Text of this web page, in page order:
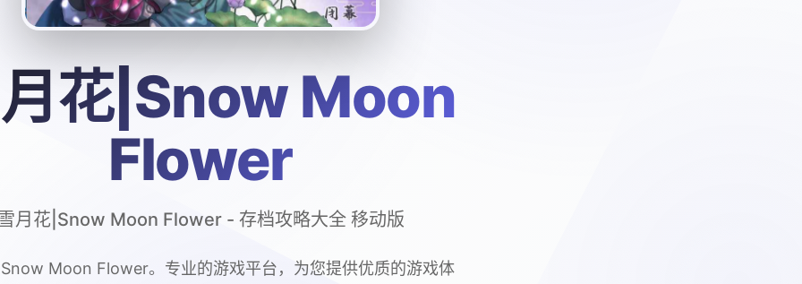
花|Snow Moon
Flower
月花|Snow Moon Flower - 存档攻略大全 移动版
Moon Flower。专业的游戏平台，为您提供优质的游戏体